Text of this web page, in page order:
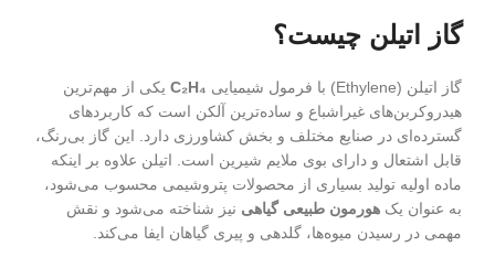
گاز اتیلن چیست؟
گاز اتیلن (Ethylene) با فرمول شیمیایی C₂H₄ یکی از مهم‌ترین
هیدروکربن‌های غیراشباع و ساده‌ترین آلکن است که کاربردهای
گسترده‌ای در صنایع مختلف و بخش کشاورزی دارد. این گاز بی‌رنگ،
قابل اشتعال و دارای بوی ملایم شیرین است. اتیلن علاوه بر اینکه
ماده اولیه تولید بسیاری از محصولات پتروشیمی محسوب می‌شود،
به عنوان یک هورمون طبیعی گیاهی نیز شناخته می‌شود و نقش
مهمی در رسیدن میوه‌ها، گلدهی و پیری گیاهان ایفا می‌کند.